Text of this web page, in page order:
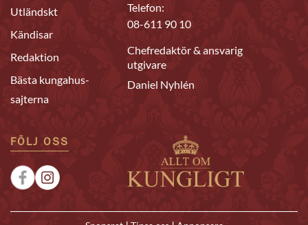
Utländskt
Kändisar
Redaktion
Bästa kungahus-
sajterna
Telefon:
08-611 90 10
Chefredaktör & ansvarig
utgivare
Daniel Nyhlén
FÖLJ OSS